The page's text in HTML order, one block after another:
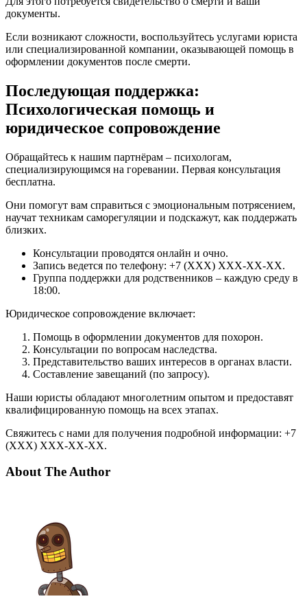
документы.
Если возникают сложности, воспользуйтесь услугами юриста
или специализированной компании, оказывающей помощь в
оформлении документов после смерти.
Последующая поддержка:
Психологическая помощь и
юридическое сопровождение
Обращайтесь к нашим партнёрам – психологам,
специализирующимся на горевании. Первая консультация
бесплатна.
Они помогут вам справиться с эмоциональным потрясением,
научат техникам саморегуляции и подскажут, как поддержать
близких.
Консультации проводятся онлайн и очно.
Запись ведется по телефону: +7 (XXX) XXX-XX-XX.
Группа поддержки для родственников – каждую среду в
18:00.
Юридическое сопровождение включает:
Помощь в оформлении документов для похорон.
Консультации по вопросам наследства.
Представительство ваших интересов в органах власти.
Составление завещаний (по запросу).
Наши юристы обладают многолетним опытом и предоставят
квалифицированную помощь на всех этапах.
Свяжитесь с нами для получения подробной информации: +7
(XXX) XXX-XX-XX.
About The Author